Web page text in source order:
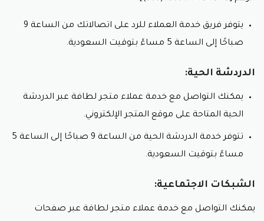
يتوفر فريق خدمة العملاء للرد على اتصالاتك من الساعة 9
صباحًا إلى الساعة 5 مساءً بتوقيت السعودية.
الدردشة الحية:
يمكنك التواصل مع خدمة عملاء متجر لطافة عبر الدردشة
الحية المتاحة على موقع المتجر الإلكتروني.
تتوفر خدمة الدردشة الحية من الساعة 9 صباحًا إلى الساعة 5
مساءً بتوقيت السعودية.
الشبكات الاجتماعية:
يمكنك التواصل مع خدمة عملاء متجر لطافة عبر صفحات